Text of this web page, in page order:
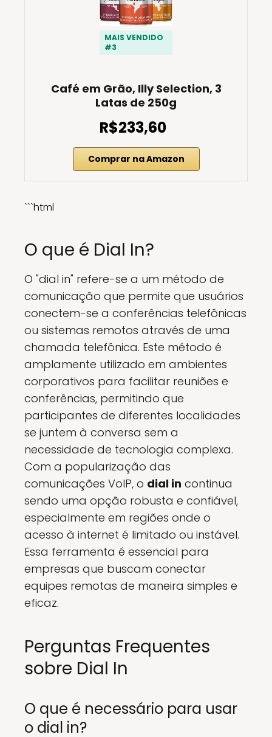
MAIS VENDIDO
#3
Café em Grão, Illy Selection, 3
Latas de 250g
R$233,60
Comprar na Amazon
```html
O que é Dial In?
O "dial in" refere-se a um método de
comunicação que permite que usuários
conectem-se a conferências telefônicas
ou sistemas remotos através de uma
chamada telefônica. Este método é
amplamente utilizado em ambientes
corporativos para facilitar reuniões e
conferências, permitindo que
participantes de diferentes localidades
se juntem à conversa sem a
necessidade de tecnologia complexa.
Com a popularização das
comunicações VoIP, o dial in continua
sendo uma opção robusta e confiável,
especialmente em regiões onde o
acesso à internet é limitado ou instável.
Essa ferramenta é essencial para
empresas que buscam conectar
equipes remotas de maneira simples e
eficaz.
Perguntas Frequentes
sobre Dial In
O que é necessário para usar
o dial in?